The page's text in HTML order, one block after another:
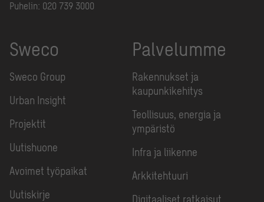
Puhelin: 020 739 3000
Sweco
Sweco Group
Urban Insight
Projektit
Uutishuone
Avoimet työpaikat
Uutiskirje
Palvelumme
Rakennukset ja
kaupunkikehitys
Teollisuus, energia ja
ympäristö
Infra ja liikenne
Arkkitehtuuri
Digitaaliset ratkaisut